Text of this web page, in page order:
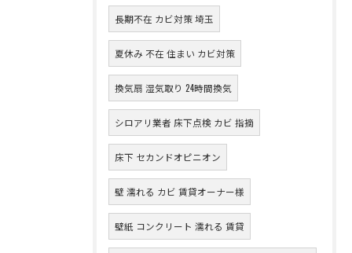
長期不在 カビ対策 埼玉
夏休み 不在 住まい カビ対策
換気扇 湿気取り 24時間換気
シロアリ業者 床下点検 カビ 指摘
床下 セカンドオピニオン
壁 濡れる カビ 賃貸オーナー様
壁紙 コンクリート 濡れる 賃貸